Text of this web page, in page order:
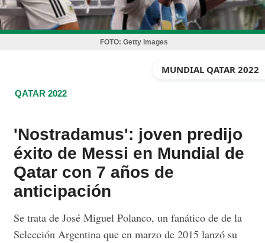
FOTO: Getty images
MUNDIAL QATAR 2022
QATAR 2022
'Nostradamus': joven predijo
éxito de Messi en Mundial de
Qatar con 7 años de
anticipación
Se trata de José Miguel Polanco, un fanático de de la
Selección Argentina que en marzo de 2015 lanzó su